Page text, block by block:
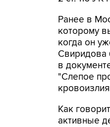
Ранее в
которому
когда он
Свиридова
в
"Слепое
Как
активные